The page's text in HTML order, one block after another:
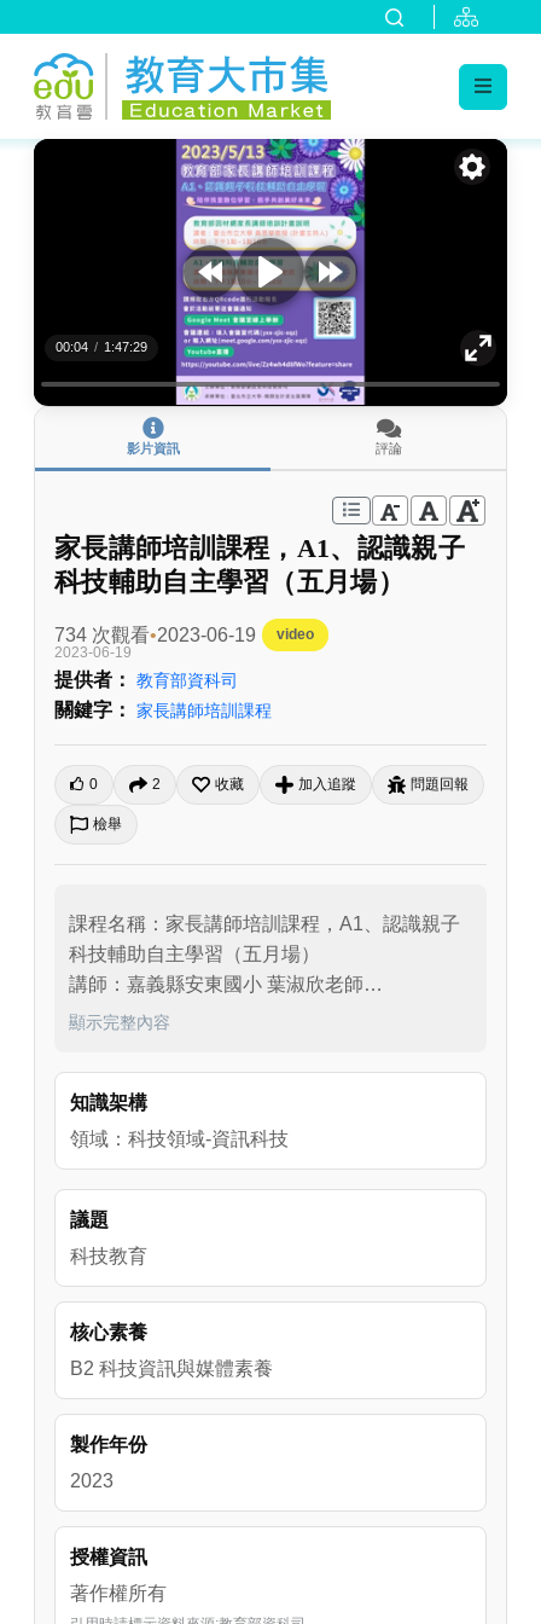
:::
00:04 / 1:47:29
影片資訊 評論
家長講師培訓課程，A1、認識親子
科技輔助自主學習（五月場）
734 次觀看 2023-06-19
video
2023-06-19
提供者： 教育部資科司
關鍵字： 家長講師培訓課程
0 2 收藏 加入追蹤 問題回報
檢舉
課程名稱：家長講師培訓課程，A1、認識親子
科技輔助自主學習（五月場）
講師：嘉義縣安東國小 葉淑欣老師
主持人：國立臺北教育大學 劉遠楨教授
講授A1課程，首先介紹數位學習的好處，並說
明如何透過數位學習平台讓學童達成自主學
習，接著分享因材網的多元功能，藉由作業指
派與知識節點等功能幫助學童分析學習弱點、
建構個人學習途徑。
顯示完整內容
知識架構
領域：科技領域-資訊科技
議題
科技教育
核心素養
B2 科技資訊與媒體素養
製作年份
2023
授權資訊
著作權所有